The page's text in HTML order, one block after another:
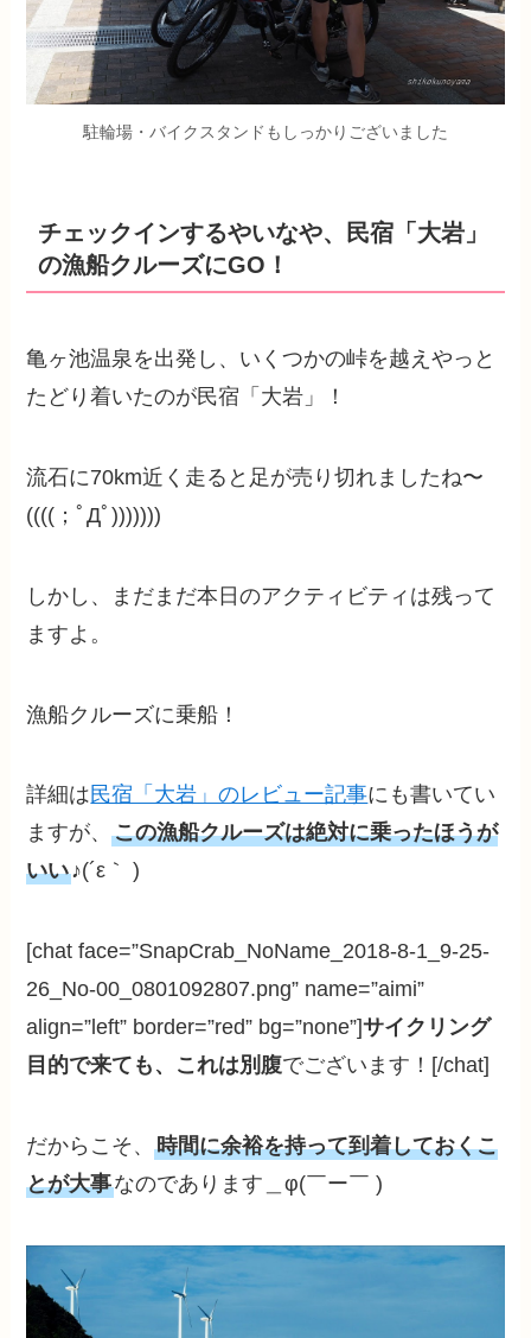
駐輪場・バイクスタンドもしっかりございました
チェックインするやいなや、民宿「大岩」
の漁船クルーズにGO！
亀ヶ池温泉を出発し、いくつかの峠を越えやっと
たどり着いたのが民宿「大岩」！
流石に70km近く走ると足が売り切れましたね〜
((((；ﾟДﾟ)))))))
しかし、まだまだ本日のアクティビティは残って
ますよ。
漁船クルーズに乗船！
詳細は民宿「大岩」のレビュー記事にも書いてい
ますが、この漁船クルーズは絶対に乗ったほうが
いい♪(´ε｀ )
[chat face=”SnapCrab_NoName_2018-8-1_9-25-
26_No-00_0801092807.png” name=”aimi”
align=”left” border=”red” bg=”none”]サイクリング
目的で来ても、これは別腹でございます！[/chat]
だからこそ、時間に余裕を持って到着しておくこ
とが大事なのであります＿φ(￣ー￣ )